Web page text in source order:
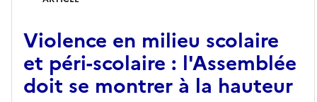
Violence en milieu scolaire
et péri-scolaire : l'Assemblée
doit se montrer à la hauteur